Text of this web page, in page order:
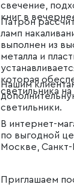
свечение,
книг в
Патрон
ламп
выполнен из
металла и
которая
светильника на
Нашим
светильники.
В интернет-
по выгодной
Москве,
Приглашаем